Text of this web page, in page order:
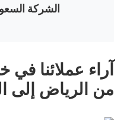
الشركة
آراء عملائنا
من الرياض إلى